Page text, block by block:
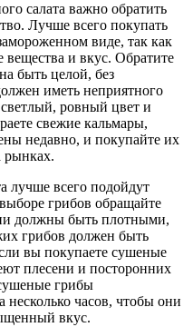
салата важно обратить
Лучше всего покупать
виде, так как
и вкус. Обратите
быть целой, без
иметь неприятного
ровный цвет и
свежие кальмары,
недавно, и покупайте их
рынках.
лучше всего подойдут
грибов обращайте
должны быть плотными,
грибов должен быть
вы покупаете сушеные
плесени и посторонних
грибы
несколько часов, чтобы они
вкус.